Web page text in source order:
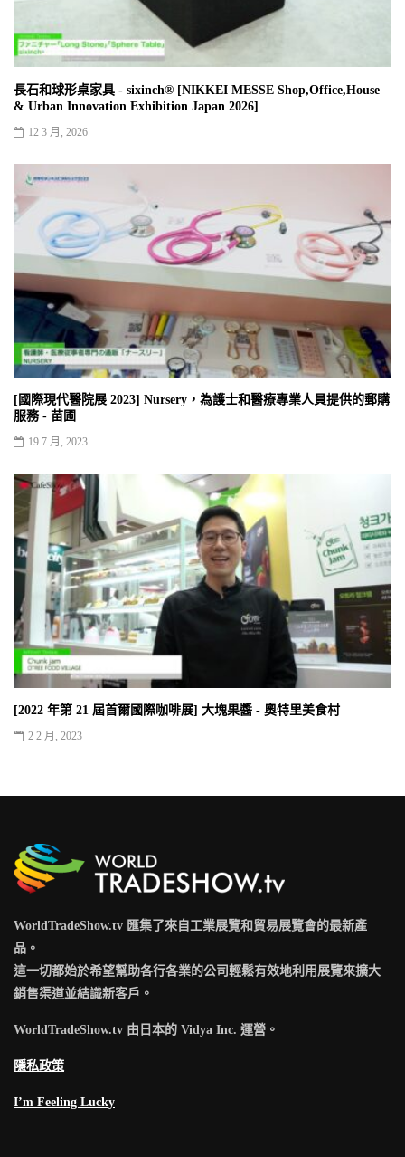
長石和球形桌家具 - sixinch® [NIKKEI MESSE Shop,Office,House
& Urban Innovation Exhibition Japan 2026]
12 3 月, 2026
[國際現代醫院展 2023] Nursery，為護士和醫療專業人員提供的郵購
服務 - 苗圃
19 7 月, 2023
[2022 年第 21 屆首爾國際咖啡展] 大塊果醬 - 奧特里美食村
2 2 月, 2023
WorldTradeShow.tv 匯集了來自工業展覽和貿易展覽會的最新產
品。
這一切都始於希望幫助各行各業的公司輕鬆有效地利用展覽來擴大
銷售渠道並結識新客戶。
WorldTradeShow.tv 由日本的 Vidya Inc. 運營。
隱私政策
I’m Feeling Lucky